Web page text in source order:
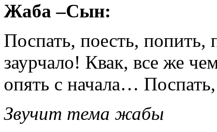
Жаба –Сын:
Поспать, поесть,
заурчало! Квак, все же
опять с начала…
Звучит тема жабы